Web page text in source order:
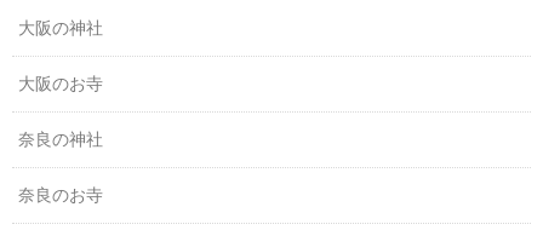
大阪の神社
大阪のお寺
奈良の神社
奈良のお寺